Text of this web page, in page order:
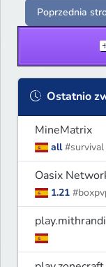
Poprzednia
Ostatnio
MineMatrix
all #survival
Oasix
1.21